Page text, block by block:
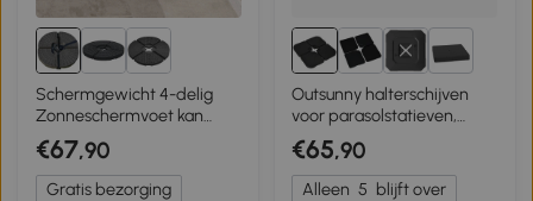
Schermgewicht 4-delig
Zonneschermvoet kan
worden gevuld met 17 kg
water of 25 kg zand
€67,90
Gratis bezorging
5+
Outsunny halterschijven
voor parasolstatieven,
vulbaar, weerbestendig,
104 cm x 104 cm x 7,5 H cm,
zwart
€65,90
Alleen 5 blijft over